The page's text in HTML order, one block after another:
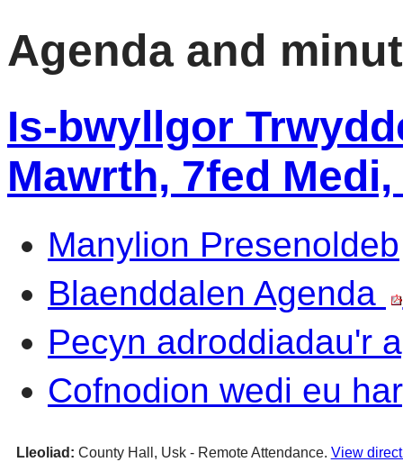
Agenda and
Is-bwyllgor
Mawrth, 7fed
Manylion Presenoldeb
Blaenddalen Agenda
Pecyn adroddiadau'r
Cofnodion wedi eu
Lleoliad: County Hall, Usk - Remote Attendance. View